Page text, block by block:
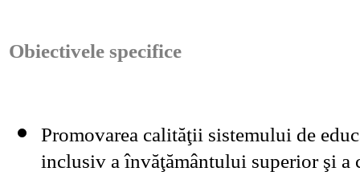
Obiectivele specifice
Promovarea calităţii sistemului de
inclusiv a învăţământului superior şi a